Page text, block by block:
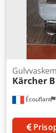
Écouflant
Kärcher